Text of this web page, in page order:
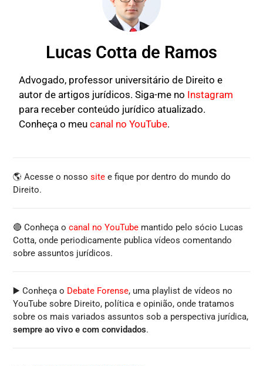
Lucas Cotta de Ramos
Advogado, professor universitário de Direito e
autor de artigos jurídicos. Siga-me no Instagram
para receber conteúdo jurídico atualizado.
Conheça o meucanal no YouTube.
🌎 Acesse o nossosite e fique por dentro do mundo do
Direito.
🔴 Conheça ocanal no YouTube mantido pelo sócio Lucas
Cotta, onde periodicamente publica vídeos comentando
sobre assuntos jurídicos.
▶️ Conheça o Debate Forense, uma playlist de vídeos no
YouTube sobre Direito, política e opinião, onde tratamos
sobre os mais variados assuntos sob a perspectiva jurídica,
sempre ao vivo e com convidados.